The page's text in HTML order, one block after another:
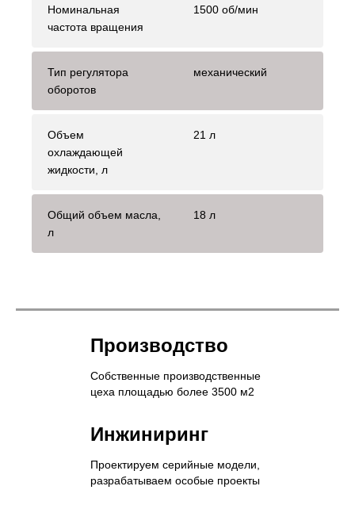
Номинальная
частота вращения
1500 об/мин
Тип регулятора
оборотов
механический
Объем
охлаждающей
жидкости, л
21 л
Общий объем масла,
л
18 л
Производство
Собственные производственные
цеха площадью более 3500 м2
Инжиниринг
Проектируем серийные модели,
разрабатываем особые проекты